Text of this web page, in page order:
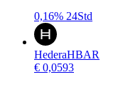
0,16% 24Std
HederaHBAR
€ 0,0593